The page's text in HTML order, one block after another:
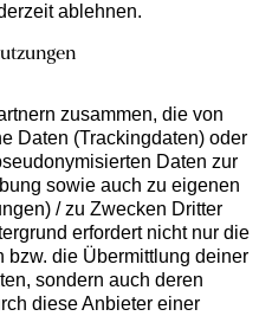
ablehnen.
zusammen, die von
Daten (Trackingdaten) oder
Daten zur
sowie auch zu eigenen
/ zu Zwecken Dritter
erfordert nicht nur die
bzw. die Übermittlung deiner
sondern auch deren
diese Anbieter einer